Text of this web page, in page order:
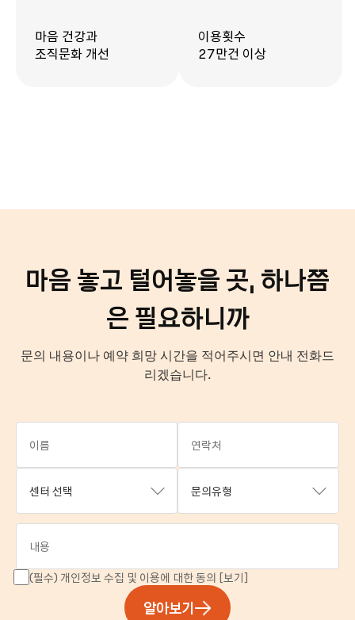
마음 건강과
조직문화 개선
이용횟수
27만건 이상
마음 놓고 털어놓을 곳, 하나쯤
은 필요하니까
문의 내용이나 예약 희망 시간을 적어주시면 안내 전화드
리겠습니다.
센터 선택 문의유형
(필수) 개인정보 수집 및 이용에 대한 동의 [보기]
알아보기